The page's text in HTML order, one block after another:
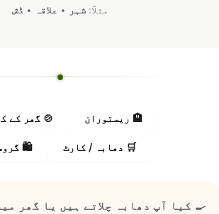
مثلاً: شہر • علاقہ • ڈش
🏨 ریستوران 🍲 گھر کے
🛒 دھابہ / کارٹ 🛍️
🍳 کیا آپ دھابہ چلاتے ہیں یا گھر